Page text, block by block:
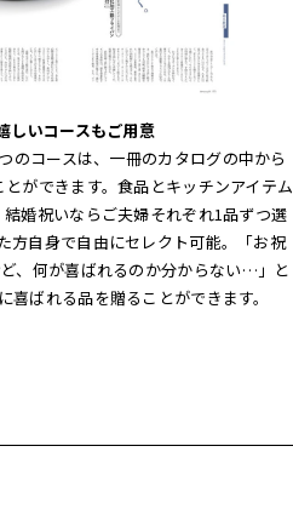
しいコースもご用意
のコースは、一冊のカタログの中から
ができます。食品とキッチンアイテム
婚祝いならご夫婦それぞれ1品ずつ選
方自身で自由にセレクト可能。「お祝
、何が喜ばれるのか分からない…」と
喜ばれる品を贈ることができます。